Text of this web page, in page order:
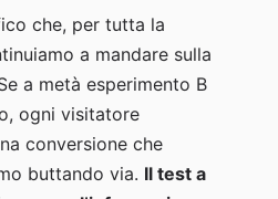
che, per tutta la
a mandare sulla
a metà esperimento B
ogni visitatore
conversione che
buttando via. Il test a